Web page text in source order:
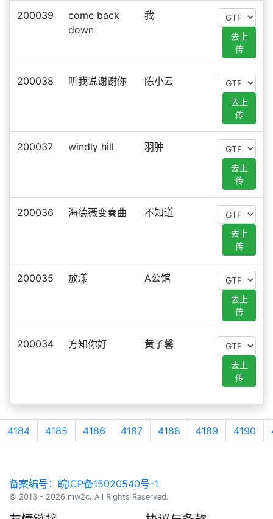
200039
come back
down
我
去上
传
200038 听我说谢谢你 陈小云
去上
传
200037 windly hill 羽肿
去上
传
200036 海德薇变奏曲 不知道
去上
传
200035 放漾 A公馆
去上
传
200034 方知你好 黄子馨
去上
传
4184 4185 4186 4187 4188 4189 4190
备案编号：皖ICP备15020540号-1
© 2013 - 2026 mw2c. All Rights Reserved.